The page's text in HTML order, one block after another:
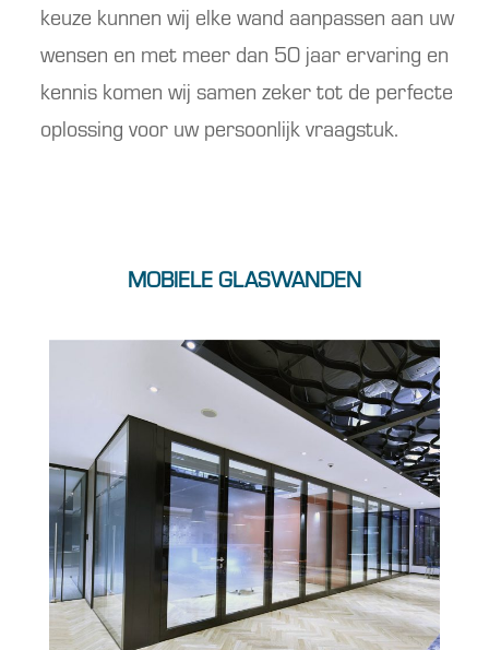
keuze kunnen wij elke wand aanpassen aan uw
wensen en met meer dan 50 jaar ervaring en
kennis komen wij samen zekertot de perfecte
oplossing voor uw persoonlijk vraagstuk.
MOBIELE GLASWANDEN